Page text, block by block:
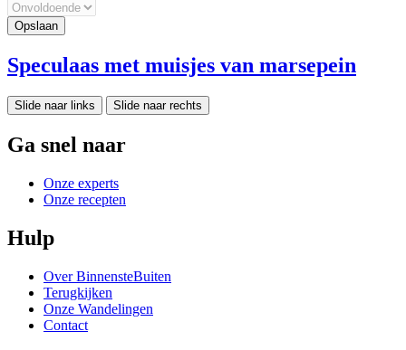
Speculaas met muisjes van marsepein
Slide naar links Slide naar rechts
Ga snel naar
Onze experts
Onze recepten
Hulp
Over BinnensteBuiten
Terugkijken
Onze Wandelingen
Contact